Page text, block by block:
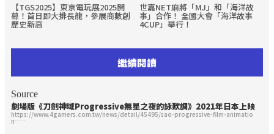
【TGS2025】東京電玩展2025開
幕！首日即大排長龍，參展商數創
歷史新高
世嘉NET麻將「MJ」和「海洋故
事」合作！ 全國大會「海洋故事
4CUP」舉行！
繼續閱讀
Source
劇場版《刀劍神域Progressive無星之夜的詠歎調》2021年日本上映
https://www.4gamers.com.tw/news/detail/45495/sao-progressive-film-animatio
n……